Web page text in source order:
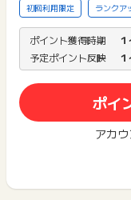
初回利用限定 ランクア
ポイント獲得時期
予定ポイント反映
ポイ
アカ